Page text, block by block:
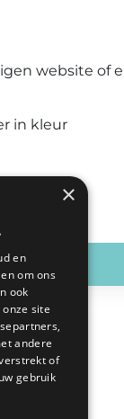
website of
in kleur
×
en
om ons
ook
site
andere
of
gebruik